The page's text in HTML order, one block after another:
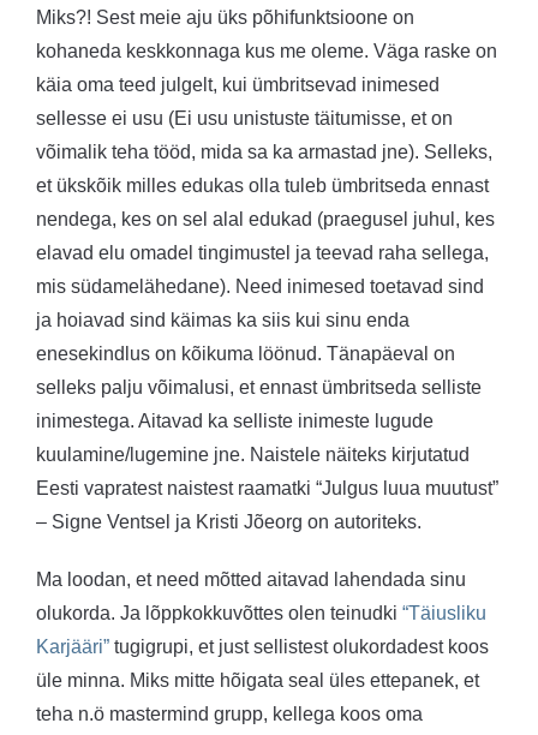
Miks?! Sest meie aju üks põhifunktsioone on
kohaneda keskkonnaga kus me oleme. Väga raske on
käia oma teed julgelt, kui ümbritsevad inimesed
sellesse ei usu (Ei usu unistuste täitumisse, et on
võimalik teha tööd, mida sa ka armastad jne). Selleks,
et ükskõik milles edukas olla tuleb ümbritseda ennast
nendega, kes on sel alal edukad (praegusel juhul, kes
elavad elu omadel tingimustel ja teevad raha sellega,
mis südamelähedane). Need inimesed toetavad sind
ja hoiavad sind käimas ka siis kui sinu enda
enesekindlus on kõikuma löönud. Tänapäeval on
selleks palju võimalusi, et ennast ümbritseda selliste
inimestega. Aitavad ka selliste inimeste lugude
kuulamine/lugemine jne. Naistele näiteks kirjutatud
Eesti vapratest naistest raamatki “Julgus luua muutust”
– Signe Ventsel ja Kristi Jõeorg on autoriteks.
Ma loodan, et need mõtted aitavad lahendada sinu
olukorda. Ja lõppkokkuvõttes olen teinudki “Täiusliku
Karjääri”tugigrupi, et just sellistest olukordadest koos
üle minna. Miks mitte hõigata seal üles ettepanek, et
teha n.ö mastermind grupp, kellega koos oma